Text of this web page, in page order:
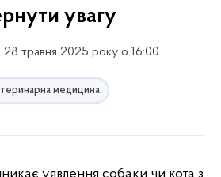
увагу
28 травня 2025 року о 16:00
медицина